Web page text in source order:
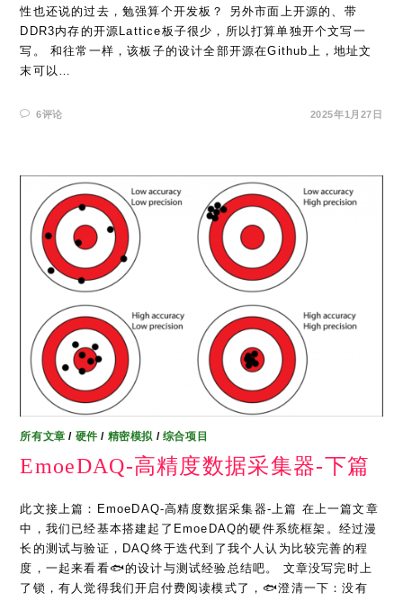
性也还说的过去，勉强算个开发板？ 另外市面上开源的、带
DDR3内存的开源Lattice板子很少，所以打算单独开个文写一
写。 和往常一样，该板子的设计全部开源在Github上，地址文
末可以…
6评论 2025年1月27日
所有文章 / 硬件 / 精密模拟 / 综合项目
EmoeDAQ-高精度数据采集器-下篇
此文接上篇：EmoeDAQ-高精度数据采集器-上篇 在上一篇文章
中，我们已经基本搭建起了EmoeDAQ的硬件系统框架。经过漫
长的测试与验证，DAQ终于迭代到了我个人认为比较完善的程
度，一起来看看🐟的设计与测试经验总结吧。 文章没写完时上
了锁，有人觉得我们开启付费阅读模式了，🐟澄清一下：没有